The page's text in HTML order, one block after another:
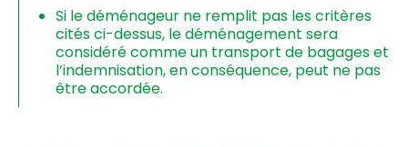
Si le déménageur ne remplit pas les critères
cités ci-dessus, le déménagement sera
considéré comme un transport de bagages et
l’indemnisation, en conséquence, peut ne pas
être accordée.